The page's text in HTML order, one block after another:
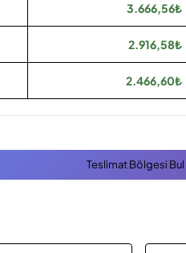
3.666,56₺
2.916,58₺
2.466,60₺
Teslimat Bölgesi Bul